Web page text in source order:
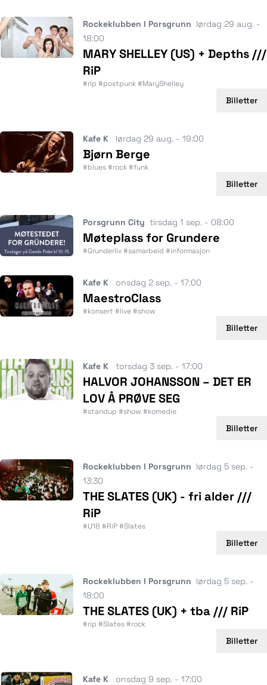
Rockeklubben I Porsgrunn lørdag 29 aug. -
18:00
MARY SHELLEY (US) + Depths ///
RiP
#rip #postpunk #MaryShelley
Billetter
Kafe K lørdag 29 aug. - 19:00
Bjørn Berge
#blues #rock #funk
Billetter
Porsgrunn City tirsdag 1 sep. - 08:00
Møteplass for Grundere
#Grunderliv #samarbeid #informasjon
Kafe K onsdag 2 sep. - 17:00
MaestroClass
#konsert #live #show
Billetter
Kafe K torsdag 3 sep. - 17:00
HALVOR JOHANSSON – DET ER
LOV Å PRØVE SEG
#standup #show #komedie
Billetter
Rockeklubben I Porsgrunn lørdag 5 sep. -
13:30
THE SLATES (UK) - fri alder ///
RiP
#U18 #RiP #Slates
Billetter
Rockeklubben I Porsgrunn lørdag 5 sep. -
18:00
THE SLATES (UK) + tba /// RiP
#rip #Slates #rock
Billetter
Kafe K onsdag 9 sep. - 17:00